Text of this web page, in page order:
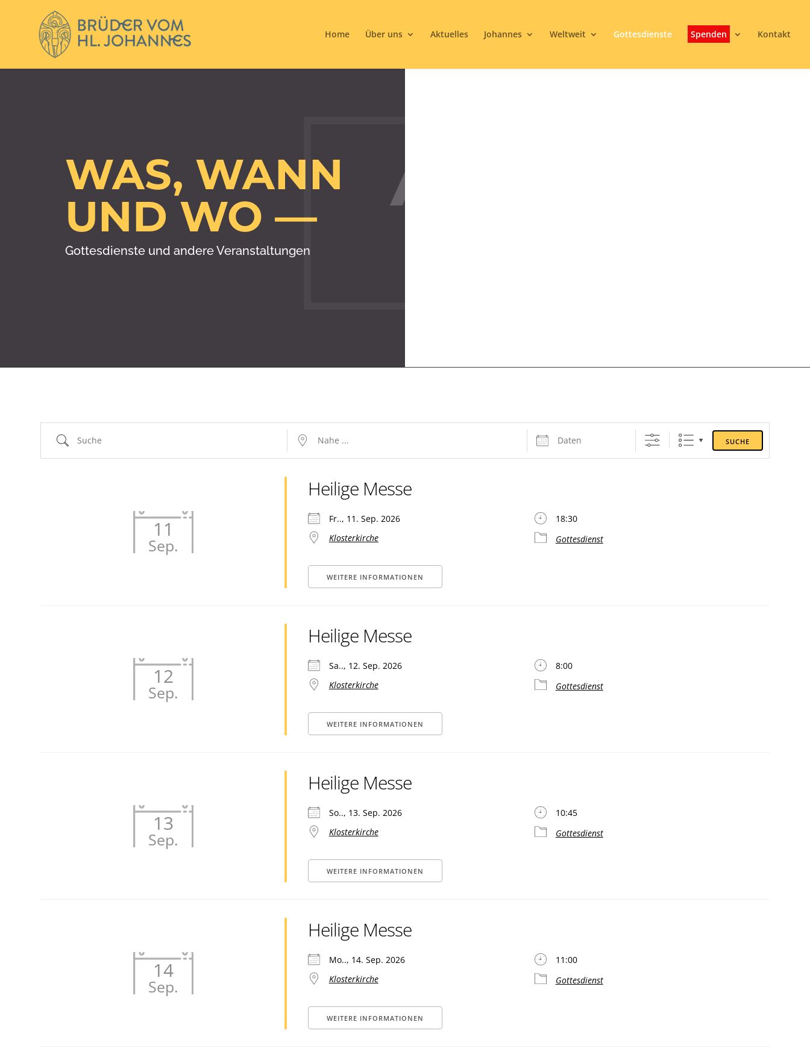
Home Über uns Aktuelles Johannes Weltweit Gottesdienste Spenden Kontakt
WAS, WANN
UND WO —
Gottesdienste und andere Veranstaltungen
ANDACHT
Suche Nahe ... Daten SUCHE
11
Sep.
Heilige Messe
Fr.., 11. Sep. 2026
18:30
Klosterkirche
Gottesdienst
WEITERE INFORMATIONEN
12
Sep.
Heilige Messe
Sa.., 12. Sep. 2026
8:00
Klosterkirche
Gottesdienst
WEITERE INFORMATIONEN
13
Sep.
Heilige Messe
So.., 13. Sep. 2026
10:45
Klosterkirche
Gottesdienst
WEITERE INFORMATIONEN
14
Sep.
Heilige Messe
Mo.., 14. Sep. 2026
11:00
Klosterkirche
Gottesdienst
WEITERE INFORMATIONEN